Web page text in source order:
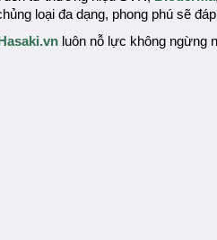
loại đa dạng, phong phú sẽ
Hasaki.vn luôn nỗ lực không ngừng